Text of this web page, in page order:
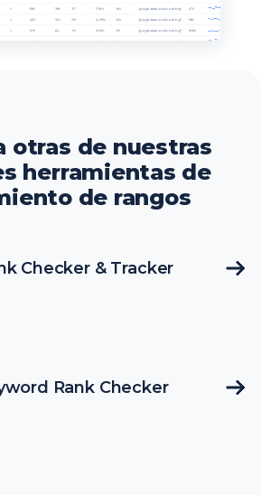
otras de nuestras
herramientas de
de rangos
Checker & Tracker
Rank Checker